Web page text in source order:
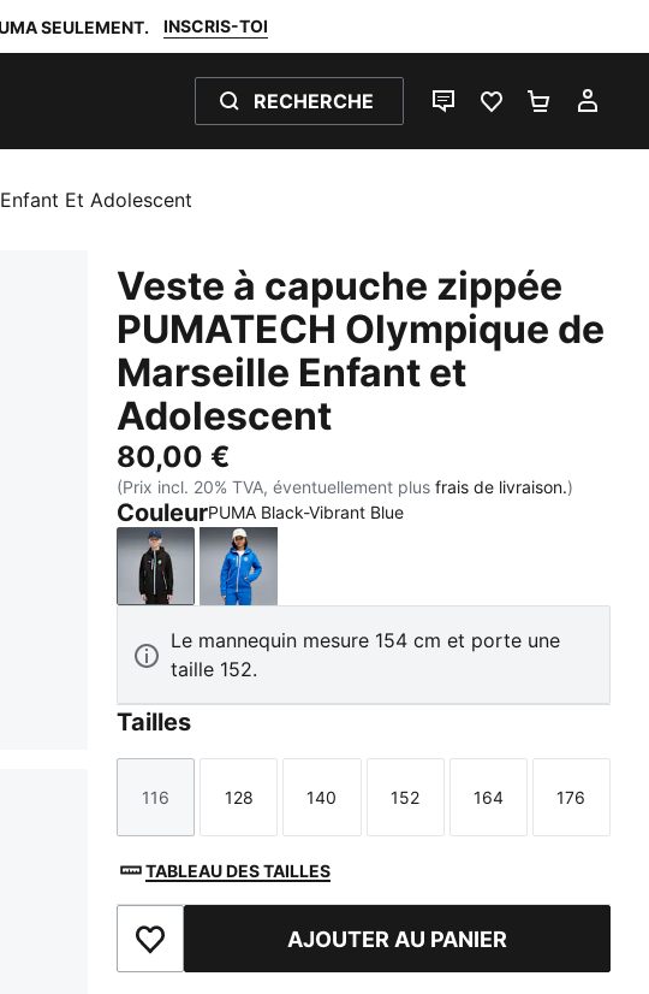
SEULEMENT. INSCRIS-TOI
RECHERCHE
LIVE CHATFAVORIS 0PANIER 0
Et Adolescent
Veste à capuche zippée
PUMATECH Olympique de
Marseille Enfant et
Adolescent
80,00 €
(Prix incl. 20% TVA, éventuellement plusfrais de livraison.)
CouleurPUMA Black-Vibrant Blue
PUMA Black-Vibrant Blue
PUMA Team Royal-Platinum Gray
Le mannequin mesure 154 cm et porte une
taille 152.
Tailles
Taille
116
Taille
128
Taille
140
Taille
152
Taille
164
Taille
176
TABLEAU DES TAILLES
Ajouter aux favorisAJOUTER AU PANIER